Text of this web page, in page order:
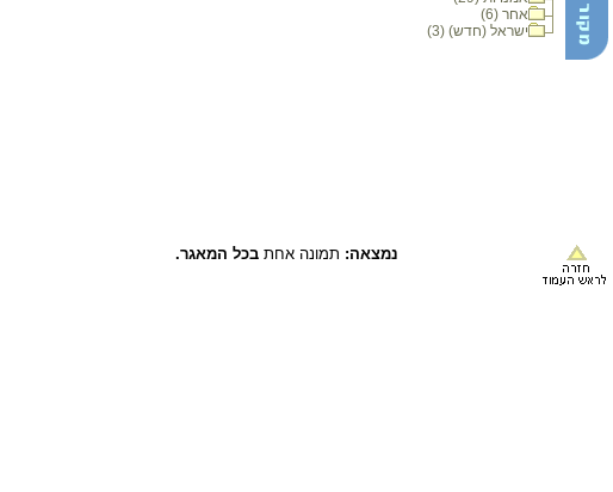
אחר (6)
ישראל (חדש) (3)
נמצאה: תמונה אחת בכל המאגר.